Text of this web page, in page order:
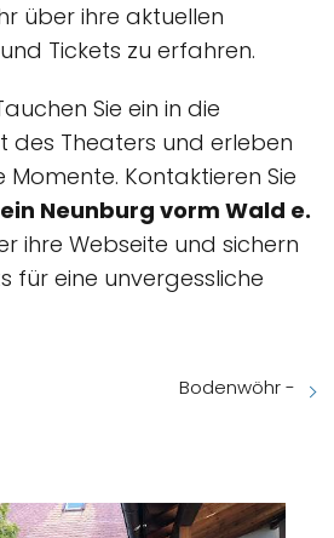
über ihre aktuellen
Tickets zu erfahren.
Sie ein in die
des Theaters und erleben
Momente. Kontaktieren Sie
Neunburg vorm Wald e.
ihre Webseite und sichern
für eine unvergessliche
Bodenwöhr -